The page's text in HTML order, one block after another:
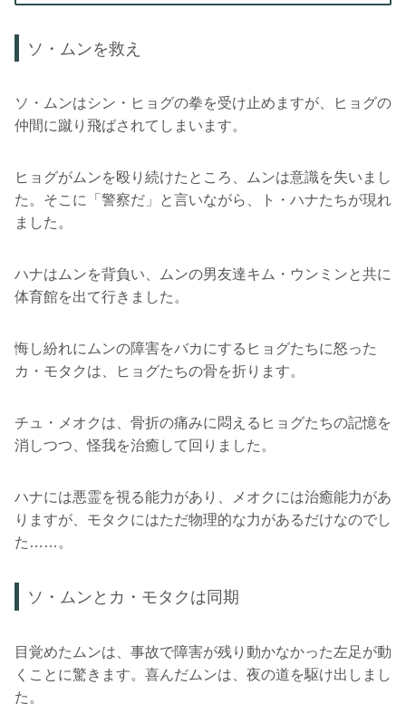
ソ・ムンを救え
ソ・ムンはシン・ヒョグの拳を受け止めますが、ヒョグの
仲間に蹴り飛ばされてしまいます。
ヒョグがムンを殴り続けたところ、ムンは意識を失いまし
た。そこに「警察だ」と言いながら、ト・ハナたちが現れ
ました。
ハナはムンを背負い、ムンの男友達キム・ウンミンと共に
体育館を出て行きました。
悔し紛れにムンの障害をバカにするヒョグたちに怒った
カ・モタクは、ヒョグたちの骨を折ります。
チュ・メオクは、骨折の痛みに悶えるヒョグたちの記憶を
消しつつ、怪我を治癒して回りました。
ハナには悪霊を視る能力があり、メオクには治癒能力があ
りますが、モタクにはただ物理的な力があるだけなのでし
た……。
ソ・ムンとカ・モタクは同期
目覚めたムンは、事故で障害が残り動かなかった左足が動
くことに驚きます。喜んだムンは、夜の道を駆け出しまし
た。